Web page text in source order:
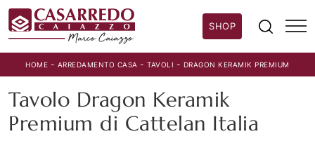
SHOP
HOME - ARREDAMENTO CASA -TAVOLI - DRAGON KERAMIK PREMIUM
Tavolo Dragon Keramik
Premium di Cattelan Italia